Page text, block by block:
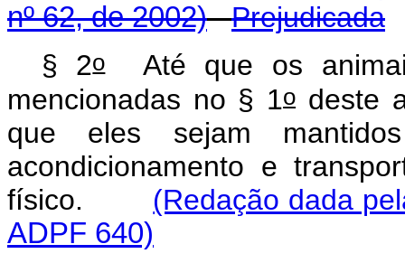
nº 62, de 2002)
Prejudicada
§ 2oAté que os
mencionadas no § 1odeste
que eles sejam
acondicionamento e
físico.
(Redação dada
ADPF 640)